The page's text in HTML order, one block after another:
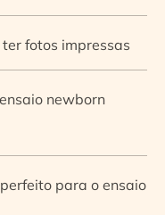
fotos impressas
newborn
para o ensaio